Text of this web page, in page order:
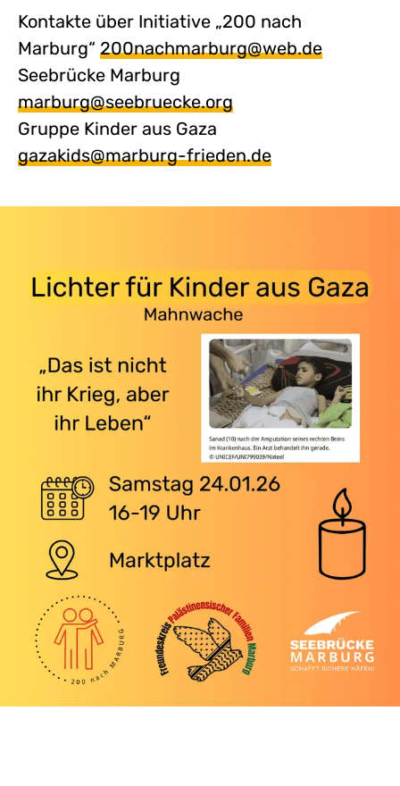
Kontakte über Initiative „200 nach
Marburg“ 200nachmarburg@web.de
Seebrücke Marburg
marburg@seebruecke.org
Gruppe Kinder aus Gaza
gazakids@marburg-frieden.de